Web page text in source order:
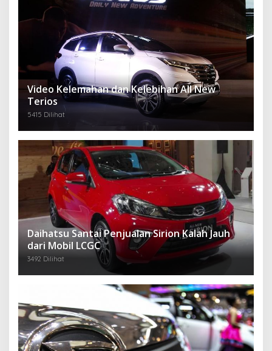
Video Kelemahan dan Kelebihan All New
Terios
5415 Dilihat
Daihatsu Santai Penjualan Sirion Kalah Jauh
dari Mobil LCGC
3492 Dilihat